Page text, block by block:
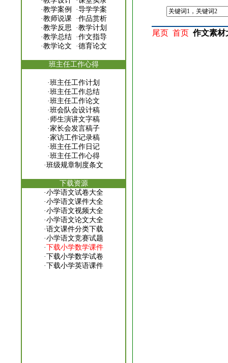
·教学案例 ·导学学案
·教师说课·作品赏析
·教学反思 ·教学计划
·教学总结·作文指导
·教学论文 ·德育论文
班主任工作心得
·班主任工作计划
·班主任工作总结
·班主任工作论文
·班会队会设计稿
· 师生演讲文字稿
·家长会发言稿子
·家访工作记录稿
·班主任工作日记
·班主任工作心得
·班级规章制度条文
下载资源
·小学语文试卷大全
·小学语文课件大全
·小学语文视频大全
·小学语文论文大全
·语文课件分类下载
·小学语文竞赛试题
·下载小学数学课件
·下载小学数学试卷
·下载小学英语课件
尾页 首页 作文素材